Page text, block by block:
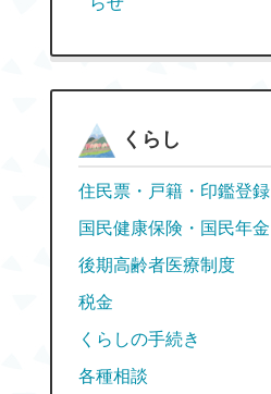
くらし
住民票・戸籍・印鑑登録
国民健康保険・国民年金
後期高齢者医療制度
税金
くらしの手続き
各種相談